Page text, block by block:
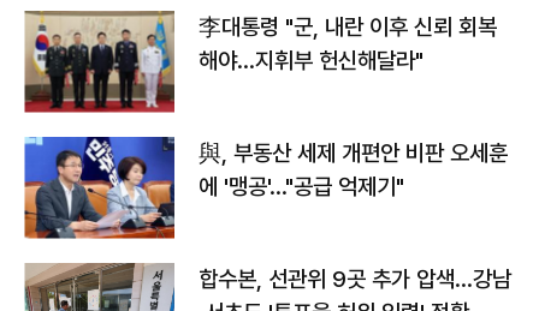
李대통령 "군, 내란 이후 신뢰 회복
해야…지휘부 헌신해달라"
與, 부동산 세제 개편안 비판 오세훈
에 '맹공'…"공급 억제기"
합수본, 선관위 9곳 추가 압색…강남